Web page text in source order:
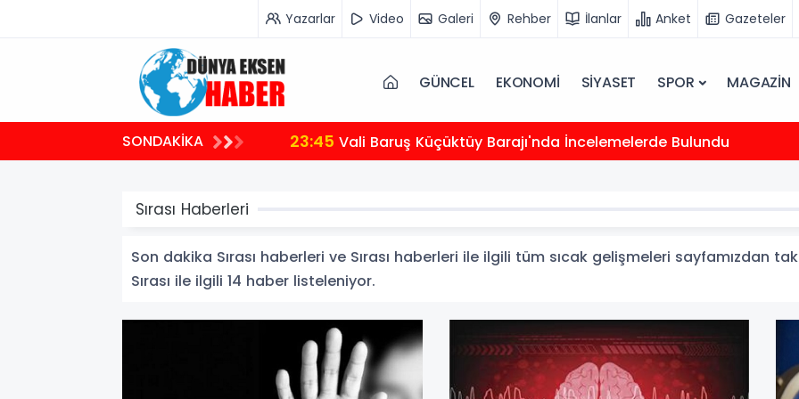
Yazarlar Video Galeri Rehber İlanlar Anket Gazeteler
GÜNCEL EKONOMİ SİYASET SPOR MAGAZİN
SONDAKİKA 23:45 Vali Baruş Küçüktüy Barajı'nda İncelemelerde Bulundu
Sırası Haberleri
Son dakika Sırası haberleri ve Sırası haberleri ile ilgili tüm sıcak gelişmeleri sayfamızdan
Sırası ile ilgili 14 haber listeleniyor.